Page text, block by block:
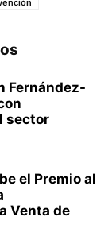
Fernández-
sector
el Premio al
Venta de